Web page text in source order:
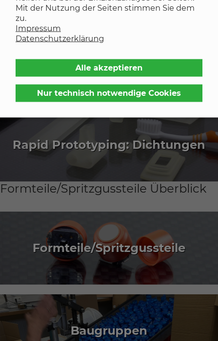
Mit der Nutzung der Seiten stimmen Sie dem
zu.
Impressum
Datenschutzerklärung
Alle akzeptieren
Nur technisch notwendige Cookies
Schlauchringe
Rapid Prototyping: Dichtungen
Formteile/Spritzgussteile Überblick
Formteile/Spritzgussteile
Baugruppen